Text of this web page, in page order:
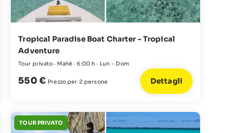
Tropical Paradise Boat Charter - Tropical
Adventure
Tour privato · Mahé · 6:00 h · Lun - Dom
550 € Prezzo per 2 persone Dettagli
TOUR PRIVATO